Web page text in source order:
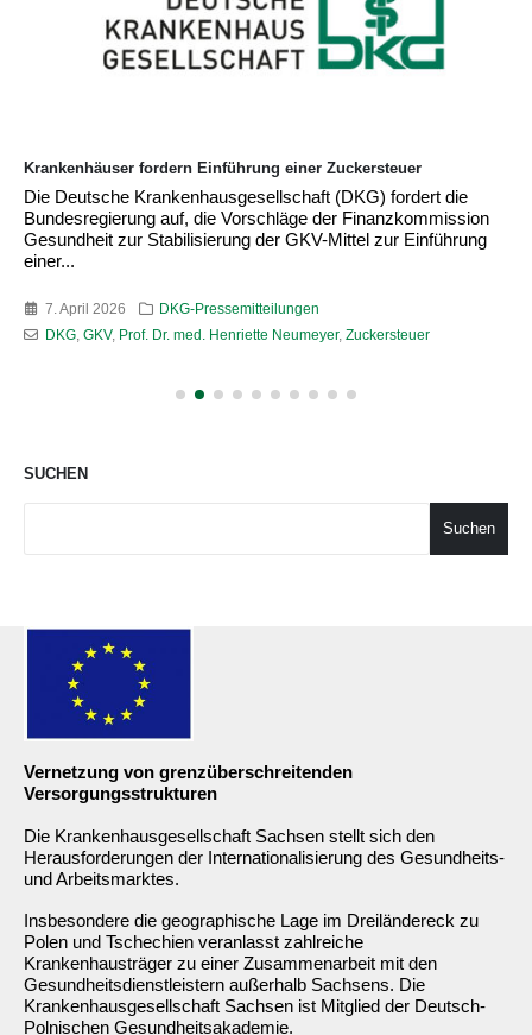
Krankenhäuser fordern Einführung einer Zuckersteuer
Die Deutsche Krankenhausgesellschaft (DKG) fordert die
Bundesregierung auf, die Vorschläge der Finanzkommission
Gesundheit zur Stabilisierung der GKV-Mittel zur Einführung
einer...
7. April 2026
DKG-Pressemitteilungen
DKG, GKV, Prof. Dr. med. Henriette Neumeyer, Zuckersteuer
SUCHEN
Suchen
Vernetzung von grenzüberschreitenden
Versorgungsstrukturen
Die Krankenhausgesellschaft Sachsen stellt sich den
Herausforderungen der Internationalisierung des Gesundheits-
und Arbeitsmarktes.
Insbesondere die geographische Lage im Dreiländereck zu
Polen und Tschechien veranlasst zahlreiche
Krankenhausträger zu einer Zusammenarbeit mit den
Gesundheitsdienstleistern außerhalb Sachsens. Die
Krankenhausgesellschaft Sachsen ist Mitglied der Deutsch-
Polnischen Gesundheitsakademie.